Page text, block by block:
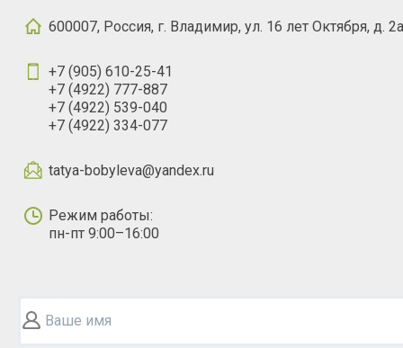
600007, Россия, г. Владимир, ул. 16 лет Октября, д. 2а
+7 (905) 610-25-41
+7 (4922) 777-887
+7 (4922) 539-040
+7 (4922) 334-077
tatya-bobyleva@yandex.ru
Режим работы:
пн-пт 9:00–16:00
Ваше имя